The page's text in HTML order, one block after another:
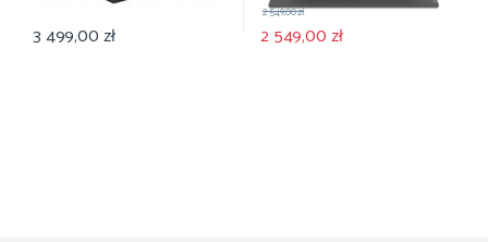
3 499,00zł 2 549,00zł
2 549,00zł